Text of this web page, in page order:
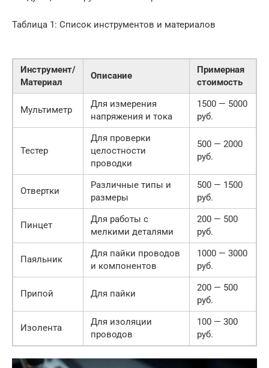
Таблица 1: Список инструментов и материалов
Инструмент/
Материал
Описание
Примерная
стоимость
Мультиметр
Для измерения
напряжения и тока
1500 — 5000
руб.
Тестер
Для проверки
целостности
проводки
500 — 2000
руб.
Отвертки
Различные типы и
размеры
500 — 1500
руб.
Пинцет
Для работы с
мелкими деталями
200 — 500
руб.
Паяльник
Для пайки проводов
и компонентов
1000 — 3000
руб.
Припой Для пайки
200 — 500
руб.
Изолента
Для изоляции
проводов
100 — 300
руб.